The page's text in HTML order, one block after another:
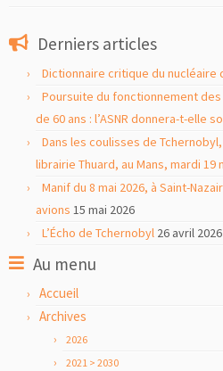
Derniers articles
Dictionnaire critique du nucléaire
Poursuite du fonctionnement
de 60 ans : l’ASNR donnera-t-elle
Dans les coulisses de
librairie Thuard, au Mans, mardi 19
Manif du 8 mai 2026, à Saint-
avions 15 mai 2026
L’Écho de Tchernobyl 26 avril 2026
Au menu
Accueil
Archives
2026
2021 > 2030